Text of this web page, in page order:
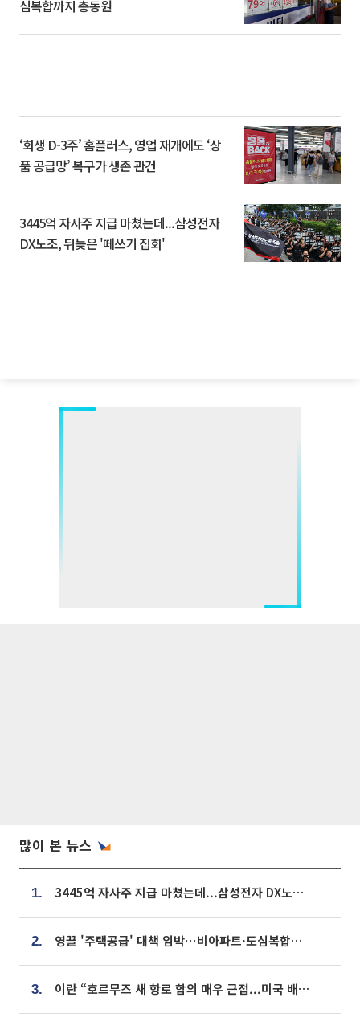
심복합까지 총동원
‘회생 D-3주’ 홈플러스, 영업 재개에도 ‘상
품 공급망’ 복구가 생존 관건
3445억 자사주 지급 마쳤는데...삼성전자
DX노조, 뒤늦은 '떼쓰기 집회'
많이 본 뉴스
1. 3445억 자사주 지급 마쳤는데...삼성전자 DX노조, 뒤늦은 '떼쓰기 집회'
2. 영끌 '주택공급' 대책 임박⋯비아파트·도심복합까지 총동원
3. 이란 “호르무즈 새 항로 합의 매우 근접...미국 배상 먼저”